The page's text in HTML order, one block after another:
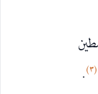
(٣) .